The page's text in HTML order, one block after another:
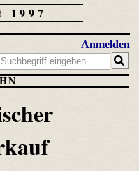
1997
Anmelden